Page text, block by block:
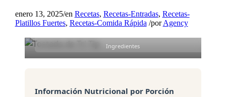
enero 13, 2025/en Recetas, Recetas-Entradas, Recetas-
Platillos Fuertes, Recetas-Comida Rápida /porAgency
Cocción
13
Ingredientes
Información Nutricional por Porción